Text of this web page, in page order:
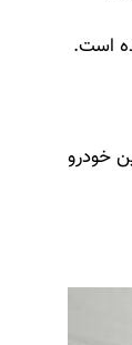
است که این خودرو